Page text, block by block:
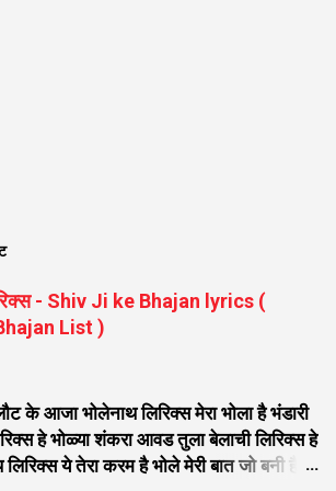
- Shiv Ji ke Bhajan lyrics (
List )
के आजा भोलेनाथ लिरिक्स मेरा भोला है भंडारी
हे भोळ्या शंकरा आवड तुला बेलाची लिरिक्स हे
ये तेरा करम है भोले मेरी बात जो बनी है